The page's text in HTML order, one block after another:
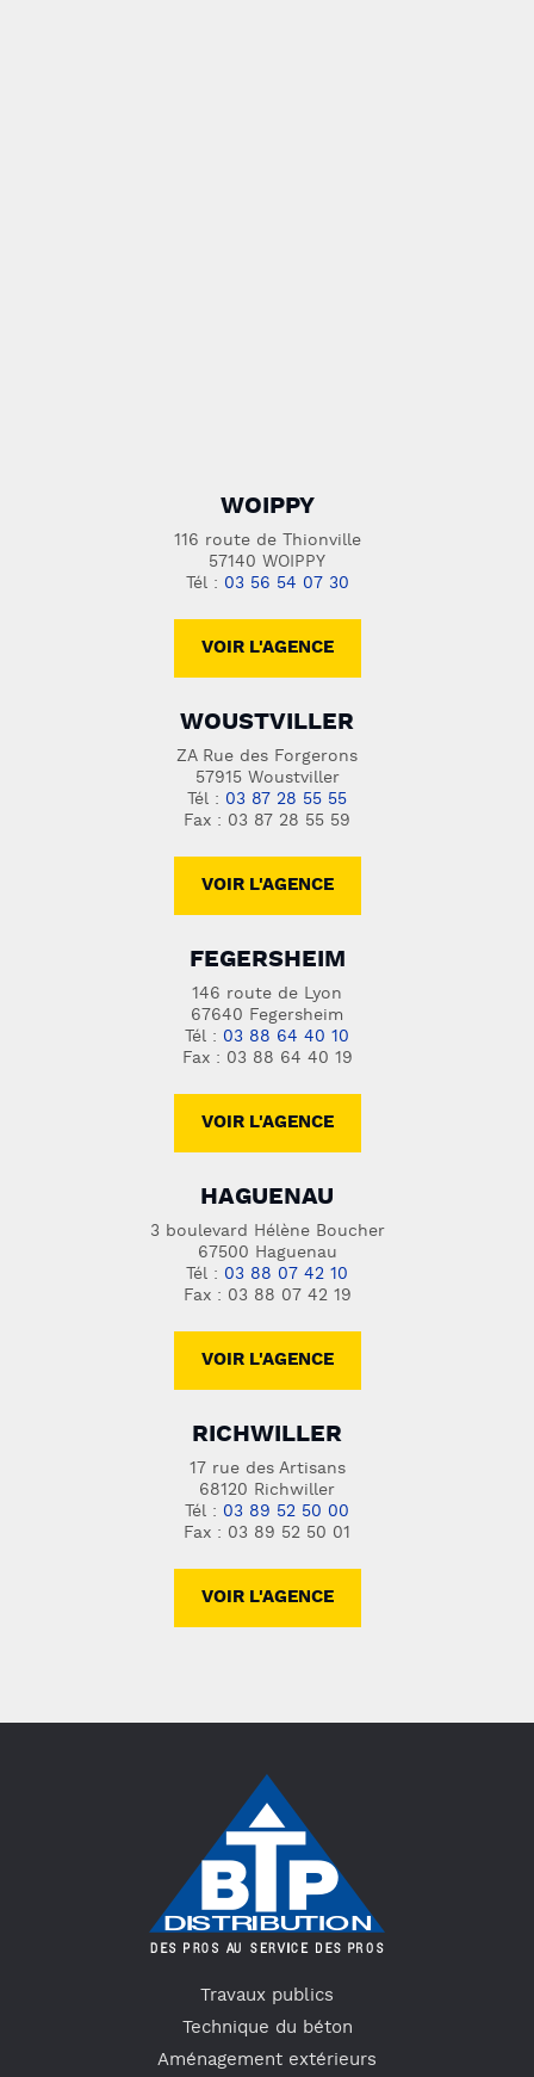
WOIPPY
116 route de Thionville
57140 WOIPPY
Tél : 03 56 54 07 30
VOIR L'AGENCE
WOUSTVILLER
ZA Rue des Forgerons
57915 Woustviller
Tél : 03 87 28 55 55
Fax : 03 87 28 55 59
VOIR L'AGENCE
FEGERSHEIM
146 route de Lyon
67640 Fegersheim
Tél : 03 88 64 40 10
Fax : 03 88 64 40 19
VOIR L'AGENCE
HAGUENAU
3 boulevard Hélène Boucher
67500 Haguenau
Tél : 03 88 07 42 10
Fax : 03 88 07 42 19
VOIR L'AGENCE
RICHWILLER
17 rue des Artisans
68120 Richwiller
Tél : 03 89 52 50 00
Fax : 03 89 52 50 01
VOIR L'AGENCE
Travaux publics
Technique du béton
Aménagement extérieurs